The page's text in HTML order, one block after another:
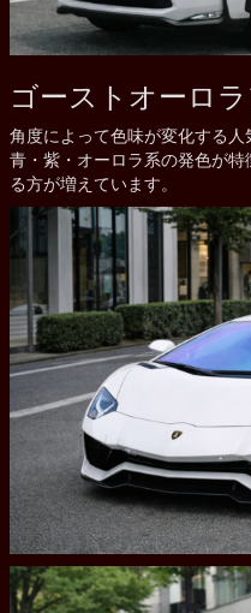
ゴーストオーロ
角度によって色味が変化する人
青・紫・オーロラ系の発色が
る方が増えています。